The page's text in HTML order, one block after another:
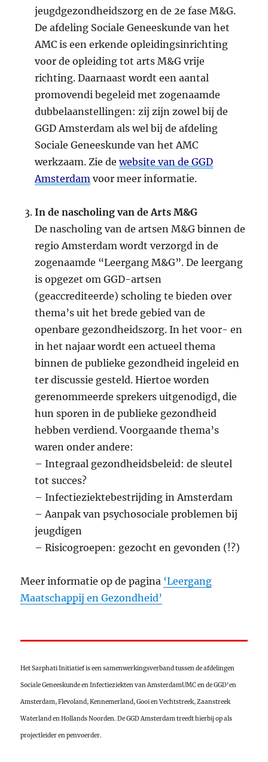
jeugdgezondheidszorg en de 2e fase M&G.
De afdeling Sociale Geneeskunde van het
AMC is een erkende opleidingsinrichting
voor de opleiding tot arts M&G vrije
richting. Daarnaast wordt een aantal
promovendi begeleid met zogenaamde
dubbelaanstellingen: zij zijn zowel bij de
GGD Amsterdam als wel bij de afdeling
Sociale Geneeskunde van het AMC
werkzaam. Zie dewebsite van de GGD
Amsterdam voor meer informatie.
In de nascholing van de Arts M&G
De nascholing van de artsen M&G binnen de
regio Amsterdam wordt verzorgd in de
zogenaamde “Leergang M&G”. De leergang
is opgezet om GGD-artsen
(geaccrediteerde) scholing te bieden over
thema’s uit het brede gebied van de
openbare gezondheidszorg. In het voor- en
in het najaar wordt een actueel thema
binnen de publieke gezondheid ingeleid en
ter discussie gesteld. Hiertoe worden
gerenommeerde sprekers uitgenodigd, die
hun sporen in de publieke gezondheid
hebben verdiend. Voorgaande thema’s
waren onder andere:
– Integraal gezondheidsbeleid: de sleutel
tot succes?
– Infectieziektebestrijding in Amsterdam
– Aanpak van psychosociale problemen bij
jeugdigen
– Risicogroepen: gezocht en gevonden (!?)
Meer informatie op de pagina ‘Leergang
Maatschappij en Gezondheid’
Het Sarphati Initiatief is een samenwerkingsverband tussen de afdelingen
Sociale Geneeskunde en Infectieziekten van AmsterdamUMC en de GGD'en
Amsterdam, Flevoland, Kennemerland, Gooi en Vechtstreek, Zaanstreek
Waterland en Hollands Noorden. De GGD Amsterdam treedt hierbij op als
projectleider en penvoerder.